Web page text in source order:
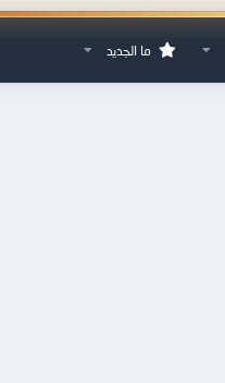
ما الجديد